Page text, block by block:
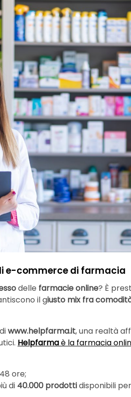
e-commerce di farmacia
delle farmacieonline? È
il giusto mix fra
www.helpfarma.it, una realtà
Helpfarmaè la farmacia
ore;
di 40.000 prodottidisponibili